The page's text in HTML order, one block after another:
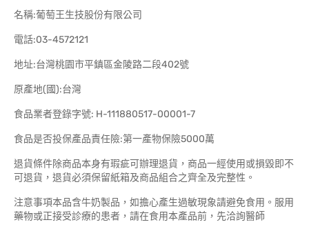
名稱:葡萄王生技股份有限公司
電話:03-4572121
地址:台灣桃園市平鎮區金陵路二段402號
原產地(國):台灣
食品業者登錄字號: H-111880517-00001-7
食品是否投保產品責任險:第一產物保險5000萬
退貨條件除商品本身有瑕疵可辦理退貨，商品一經使用或損毀即不
可退貨，退貨必須保留紙箱及商品組合之齊全及完整性。
注意事項本品含牛奶製品，如擔心產生過敏現象請避免食用。服用
藥物或正接受診療的患者，請在食用本產品前，先洽詢醫師